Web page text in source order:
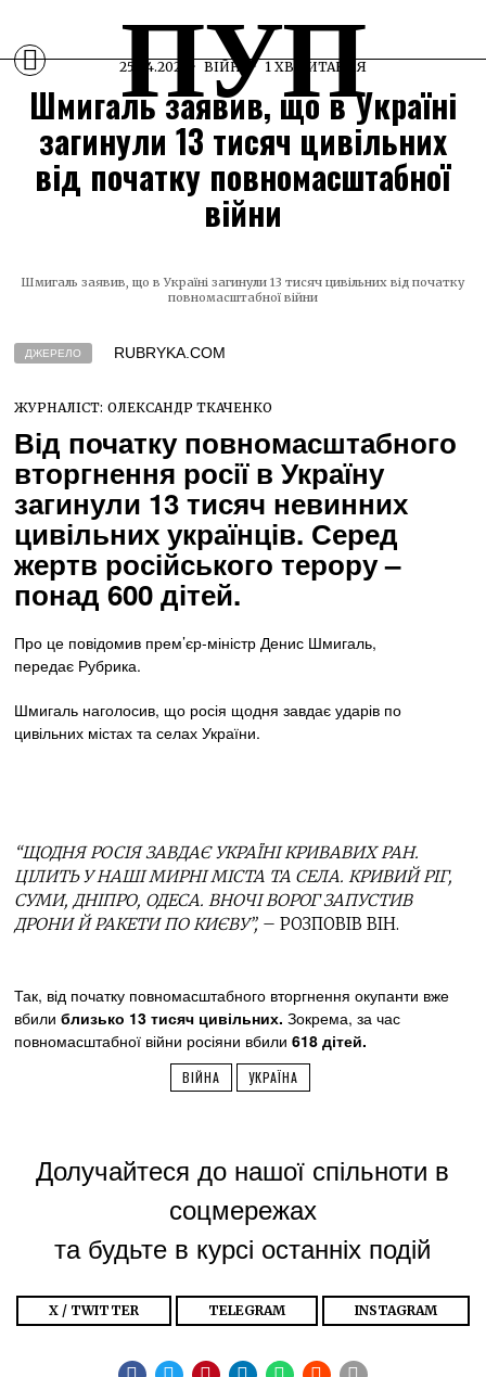
ПУП
25.04.2025 ВІЙНА 1 ХВ ЧИТАННЯ
Шмигаль заявив, що в Україні
загинули 13 тисяч цивільних
від початку повномасштабної
війни
Шмигаль заявив, що в Україні загинули 13 тисяч цивільних від початку
повномасштабної війни
ДЖЕРЕЛО RUBRYKA.COM
ЖУРНАЛІСТ: ОЛЕКСАНДР ТКАЧЕНКО
Від початку повномасштабного
вторгнення росії в Україну
загинули 13 тисяч невинних
цивільних українців. Серед
жертв російського терору –
понад 600 дітей.
Про це повідомив прем’єр-міністр Денис Шмигаль,
передає Рубрика.
Шмигаль наголосив, що росія щодня завдає ударів по
цивільних містах та селах України.
“ЩОДНЯ РОСІЯ ЗАВДАЄ УКРАЇНІ КРИВАВИХ РАН.
ЦІЛИТЬ У НАШІ МИРНІ МІСТА ТА СЕЛА. КРИВИЙ РІГ,
СУМИ, ДНІПРО, ОДЕСА. ВНОЧІ ВОРОГ ЗАПУСТИВ
ДРОНИ Й РАКЕТИ ПО КИЄВУ”, – РОЗПОВІВ ВІН.
Так, від початку повномасштабного вторгнення окупанти вже
вбилиблизько 13 тисяч цивільних. Зокрема, за час
повномасштабної війни росіяни вбили618 дітей.
ВІЙНА УКРАЇНА
Долучайтеся до нашої спільноти в
соцмережах
та будьте в курсі останніх подій
X / TWITTER TELEGRAM INSTAGRAM